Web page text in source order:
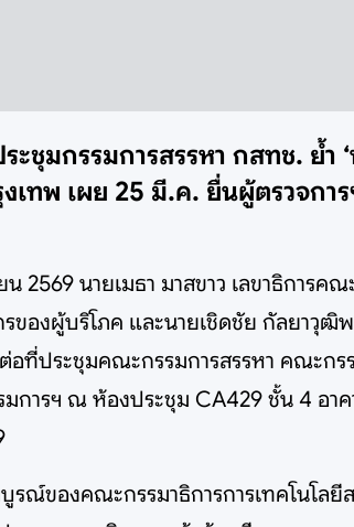
ชุมกรรมการสรรหา กสทช. ย้
ทพ เผย 25 มี.ค. ยื่นผู้ตรวจกา
2569 นายเมธา มาสขาว เลขาธิการ
ของผู้บริโภค และนายเชิดชัย กัลยาวุ
อที่ประชุมคณะกรรมการสรรหา คณะก
ารฯ ณ ห้องประชุม CA429 ชั้น 4 อาค
ณ์ของคณะกรรมาธิการการเทคโนโล